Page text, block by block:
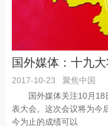
国外媒体：十九
2017-10-23
聚焦中国
国外媒体关注10月18
表大会。这次会议将为今
今为止的成绩可以